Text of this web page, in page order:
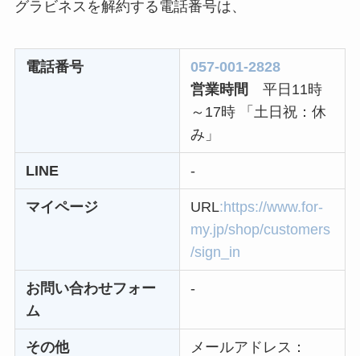
なにわサプリ
なぜ解約できない？
電話以外に手続きす
る方法ある？
ニューZの解約まと
め！電話が繋がらな
い時の裏ワザ
解約できない？バロ
ニーを電話から解約
する方法を完全攻略
グラビネスを解約する電話番号は、
電話番号
057-001-2828
営業時間
平日11時
～17時 「土日祝：休
み」
LINE -
マイページ URL:https://www.for-
my.jp/shop/customers
/sign_in
お問い合わせフォー
ム
-
その他
メールアドレス：